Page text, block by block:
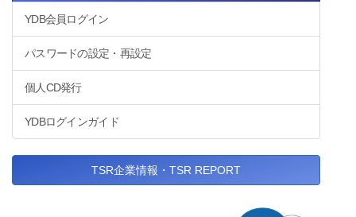
YDB会員ログイン
パスワードの設定・再設定
個人CD発行
YDBログインガイド
TSR企業情報・TSR REPORT